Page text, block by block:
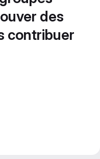
des
contribuer